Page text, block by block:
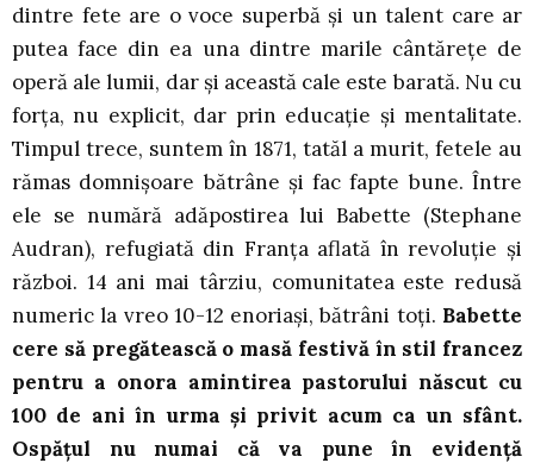
dintre fete are o voce superbă și un talent care ar
putea face din ea una dintre marile cântărețe de
operă ale lumii, dar și această cale este barată. Nu cu
forța, nu explicit, dar prin educație și mentalitate.
Timpul trece, suntem în 1871, tatăl a murit, fetele au
rămas domnișoare bătrâne și fac fapte bune. Între
ele se numără adăpostirea lui Babette (Stephane
Audran), refugiată din Franța aflată în revoluție și
război. 14 ani mai târziu, comunitatea este redusă
numeric la vreo 10-12 enoriași, bătrâni toți. Babette
cere să pregătească o masă festivă în stil francez
pentru a onora amintirea pastorului născut cu
100 de ani în urma și privit acum ca un sfânt.
Ospățul nu numai că va pune în evidență